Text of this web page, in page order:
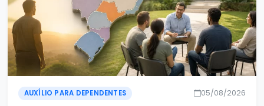
AUXÍLIO PARA DEPENDENTES 05/08/2026